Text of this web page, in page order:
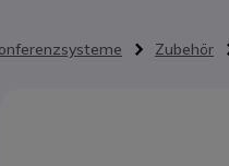
Zubehör